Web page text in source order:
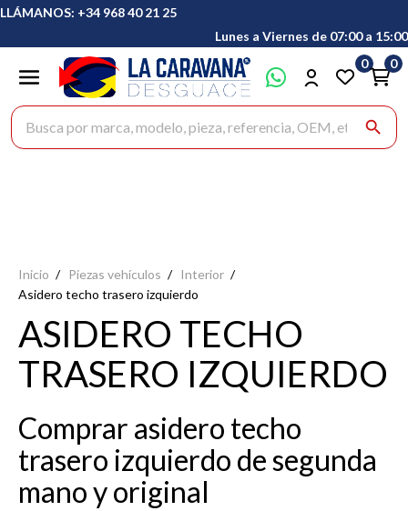
LLÁMANOS: +34 968 40 21 25
Lunes a Viernes de 07:00 a 15:00
Buscar productos
search
0 0
Inicio Piezas vehículos
Interior
Asidero techo trasero izquierdo
ASIDERO TECHO
TRASERO IZQUIERDO
Comprar asidero techo
trasero izquierdo de segunda
mano y original